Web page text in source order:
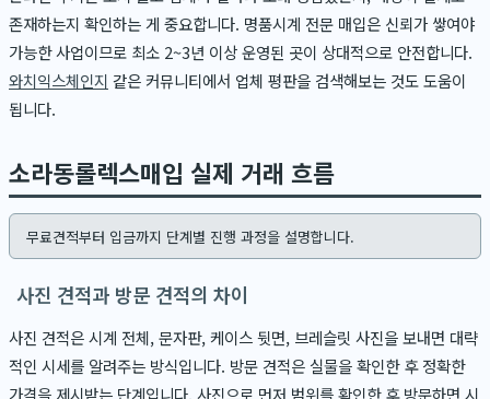
존재하는지 확인하는 게 중요합니다. 명품시계 전문 매입은 신뢰가 쌓여야
가능한 사업이므로 최소 2~3년 이상 운영된 곳이 상대적으로 안전합니다.
와치익스체인지 같은 커뮤니티에서 업체 평판을 검색해보는 것도 도움이
됩니다.
소라동롤렉스매입 실제 거래 흐름
무료견적부터 입금까지 단계별 진행 과정을 설명합니다.
사진 견적과 방문 견적의 차이
사진 견적은 시계 전체, 문자판, 케이스 뒷면, 브레슬릿 사진을 보내면 대략
적인 시세를 알려주는 방식입니다. 방문 견적은 실물을 확인한 후 정확한
가격을 제시받는 단계입니다. 사진으로 먼저 범위를 확인한 후 방문하면 시